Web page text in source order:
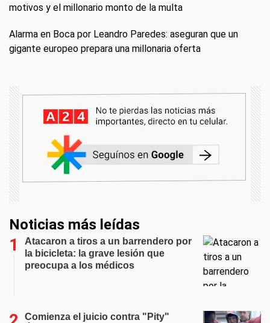
motivos y el millonario monto de la multa
Alarma en Boca por Leandro Paredes: aseguran que un
gigante europeo prepara una millonaria oferta
Noticias más leídas
Atacaron a tiros a un barrendero por
la bicicleta: la grave lesión que
preocupa a los médicos
Comienza el juicio contra "Pity"